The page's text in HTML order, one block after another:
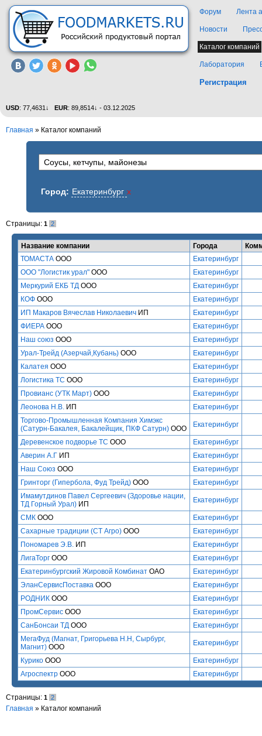
Форум Лента
Новости
Каталог компаний
Лаборатория
Регистрация
USD: 77,4631↓ EUR: 89,8514↓ - 03.12.2025
Главная » Каталог компаний
Город: Екатеринбург x
Страницы: 1 2
Название компании Города
ТОМАСТА ООО
Екатеринбург
ООО "Логистик урал" ООО
Екатеринбург
Меркурий ЕКБ ТД ООО
Екатеринбург
КОФ ООО
Екатеринбург
ИП Макаров Вячеслав Николаевич ИП
Екатеринбург
ФИЕРА ООО
Екатеринбург
Наш союз ООО
Екатеринбург
Урал-Трейд (Азерчай,Кубань) ООО
Екатеринбург
Калатея ООО
Екатеринбург
Логистика ТС ООО
Екатеринбург
Провианс (УТК Март) ООО
Екатеринбург
Леонова Н.В. ИП
Екатеринбург
Торгово-Промышленная Компания Химэкс
(Сатурн-Бакалея, Бакалейщик, ПКФ Сатурн) ООО Екатеринбург
Деревенское подворье ТС ООО
Екатеринбург
Аверин А.Г ИП
Екатеринбург
Наш Союз ООО
Екатеринбург
Гринторг (Гипербола, Фуд Трейд) ООО
Екатеринбург
Имамутдинов Павел Сергеевич (Здоровье нации,
ТД Горный Урал) ИП Екатеринбург
СМК ООО
Екатеринбург
Сахарные традиции (СТ Агро) ООО
Екатеринбург
Пономарев Э.В. ИП
Екатеринбург
ЛигаТорг ООО
Екатеринбург
Екатеринбургский Жировой Комбинат ОАО
Екатеринбург
ЭланСервисПоставка ООО
Екатеринбург
РОДНИК ООО
Екатеринбург
ПромСервис ООО
Екатеринбург
СанБонсаи ТД ООО
Екатеринбург
МегаФуд (Магнат, Григорьева Н.Н, Сырбург,
Магнит) ООО Екатеринбург
Курико ООО
Екатеринбург
Агроспектр ООО Екатеринбург
Страницы: 1 2
Главная » Каталог компаний